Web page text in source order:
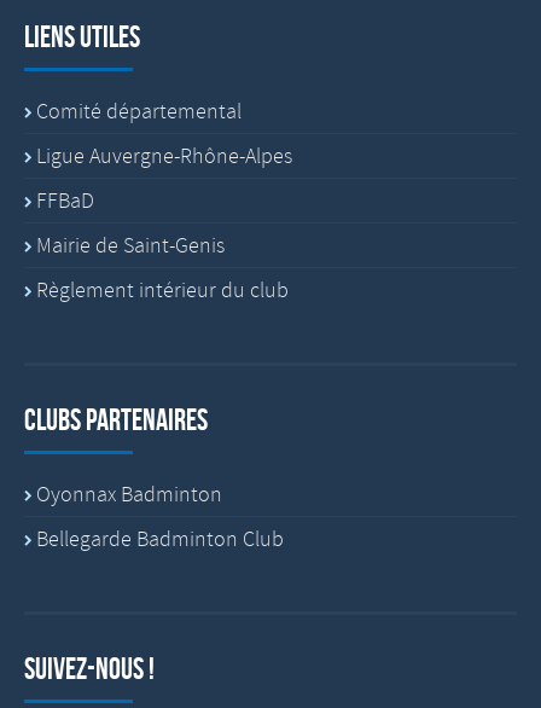
Liens utiles
Comité départemental
Ligue Auvergne-Rhône-Alpes
FFBaD
Mairie de Saint-Genis
Règlement intérieur du club
Clubs partenaires
Oyonnax Badminton
Bellegarde Badminton Club
Suivez-nous !